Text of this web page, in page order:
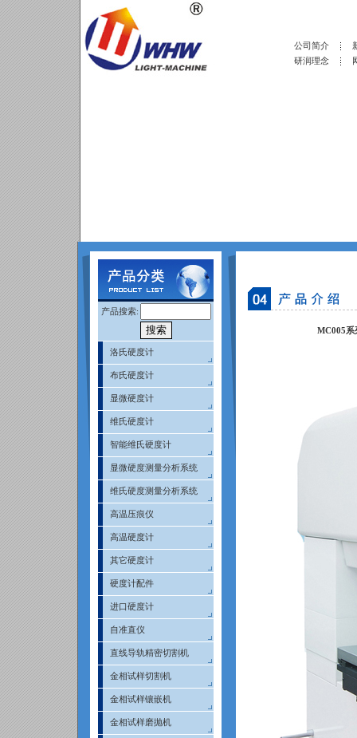
公司简介
研润理念
产品搜索:
洛氏硬度计
布氏硬度计
显微硬度计
维氏硬度计
智能维氏硬度计
显微硬度测量分析系统
维氏硬度测量分析系统
高温压痕仪
高温硬度计
其它硬度计
硬度计配件
进口硬度计
自准直仪
直线导轨精密切割机
金相试样切割机
金相试样镶嵌机
金相试样磨抛机
MC005系